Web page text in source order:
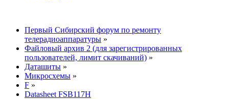
Первый Сибирский форум по ремонту
телерадиоаппаратуры »
Файловый архив 2 (для зарегистрированных
пользователей, лимит скачиваний) »
Даташиты »
Микросхемы »
F »
Datasheet FSB117H